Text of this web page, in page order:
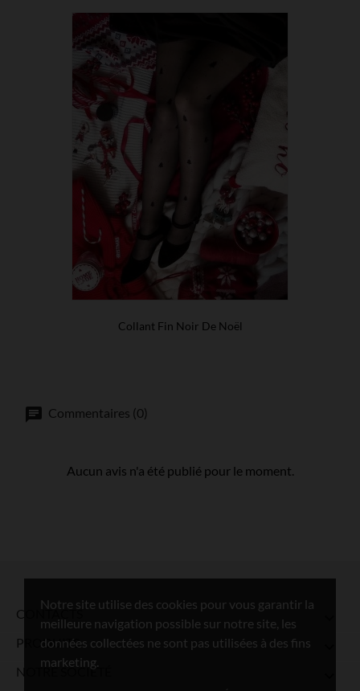
Notre site utilise des cookies pour vous garantir la
meilleure navigation possible sur notre site, les
données collectées ne sont pas utilisées à des fins
marketing.
Collant Fin Noir De Noël
Commentaires (0)
Aucun avis n'a été publié pour le moment.
CONTACTS
PRODUITS
NOTRE SOCIÉTÉ